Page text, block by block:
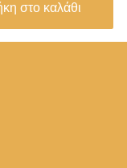
στο καλάθι